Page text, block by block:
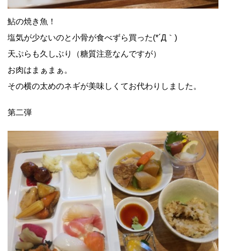
鮎の焼き魚！
塩気が少ないのと小骨が食べずら買った(*´Д｀)
天ぷらも久しぶり（糖質注意なんですが）
お肉はまぁまぁ。
その横の太めのネギが美味しくてお代わりしました。
第二弾